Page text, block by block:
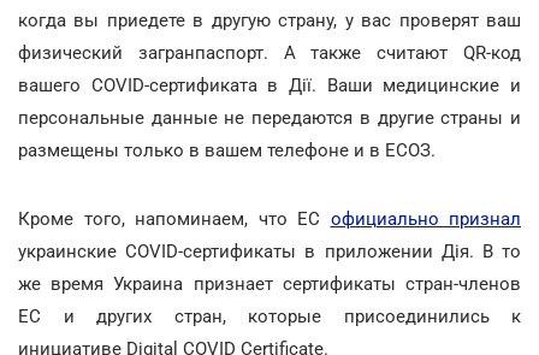
когда вы приедете в другую страну, у вас проверят ваш
физический загранпаспорт. А также считают QR-код
вашего COVID-сертификата в Дії. Ваши медицинские и
персональные данные не передаются в другие страны и
размещены только в вашем телефоне и в ЕСОЗ.
Кроме того, напоминаем, что ЕС официально признал
украинские COVID-сертификаты в приложении Дія. В то
же время Украина признает сертификаты стран-членов
ЕС и других стран, которые присоединились к
инициативе Digital COVID Certificate.